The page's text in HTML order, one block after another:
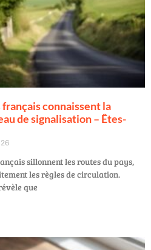
français connaissent la
de signalisation – Êtes-
sillonnent les routes du pays,
les règles de circulation.
que